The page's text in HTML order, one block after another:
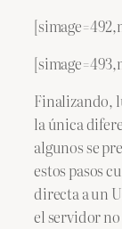
Finalizando,
la única
algunos se
estos pasos
directa a un
el servidor